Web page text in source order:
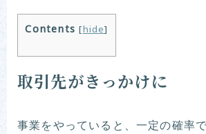
Contents [hide]
取引先がきっかけに
事業をやっていると、一定の確率